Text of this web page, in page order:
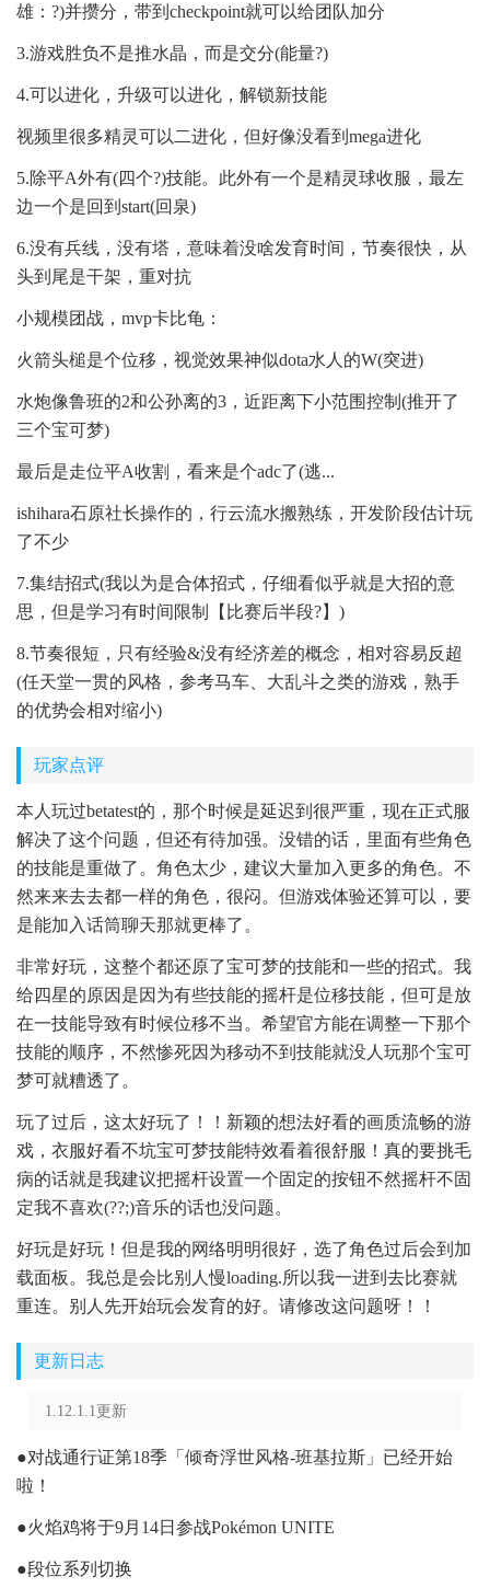
雄：?)并攒分，带到checkpoint就可以给团队加分
3.游戏胜负不是推水晶，而是交分(能量?)
4.可以进化，升级可以进化，解锁新技能
视频里很多精灵可以二进化，但好像没看到mega进化
5.除平A外有(四个?)技能。此外有一个是精灵球收服，最左
边一个是回到start(回泉)
6.没有兵线，没有塔，意味着没啥发育时间，节奏很快，从
头到尾是干架，重对抗
小规模团战，mvp卡比龟：
火箭头槌是个位移，视觉效果神似dota水人的W(突进)
水炮像鲁班的2和公孙离的3，近距离下小范围控制(推开了
三个宝可梦)
最后是走位平A收割，看来是个adc了(逃...
ishihara石原社长操作的，行云流水搬熟练，开发阶段估计玩
了不少
7.集结招式(我以为是合体招式，仔细看似乎就是大招的意
思，但是学习有时间限制【比赛后半段?】)
8.节奏很短，只有经验&没有经济差的概念，相对容易反超
(任天堂一贯的风格，参考马车、大乱斗之类的游戏，熟手
的优势会相对缩小)
玩家点评
本人玩过betatest的，那个时候是延迟到很严重，现在正式服
解决了这个问题，但还有待加强。没错的话，里面有些角色
的技能是重做了。角色太少，建议大量加入更多的角色。不
然来来去去都一样的角色，很闷。但游戏体验还算可以，要
是能加入话筒聊天那就更棒了。
非常好玩，这整个都还原了宝可梦的技能和一些的招式。我
给四星的原因是因为有些技能的摇杆是位移技能，但可是放
在一技能导致有时候位移不当。希望官方能在调整一下那个
技能的顺序，不然惨死因为移动不到技能就没人玩那个宝可
梦可就糟透了。
玩了过后，这太好玩了！！新颖的想法好看的画质流畅的游
戏，衣服好看不坑宝可梦技能特效看着很舒服！真的要挑毛
病的话就是我建议把摇杆设置一个固定的按钮不然摇杆不固
定我不喜欢(??;)音乐的话也没问题。
好玩是好玩！但是我的网络明明很好，选了角色过后会到加
载面板。我总是会比别人慢loading.所以我一进到去比赛就
重连。别人先开始玩会发育的好。请修改这问题呀！！
更新日志
1.12.1.1更新
●对战通行证第18季「倾奇浮世风格-班基拉斯」已经开始
啦！
●火焰鸡将于9月14日参战Pokémon UNITE
●段位系列切换